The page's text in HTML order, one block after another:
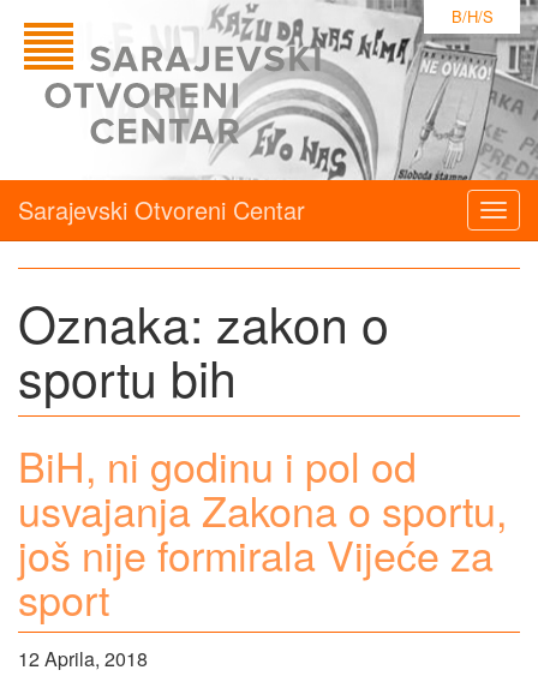
B/H/S
Sarajevski Otvoreni Centar
Oznaka: zakon o
sportu bih
BiH, ni godinu i pol od
usvajanja Zakona o sportu,
još nije formirala Vijeće za
sport
12 Aprila, 2018